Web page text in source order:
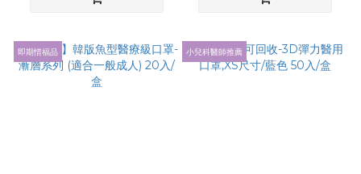
即期惜福品 小兒科醫師推薦